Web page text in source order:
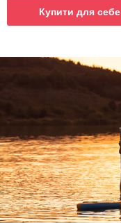
Купити для себе